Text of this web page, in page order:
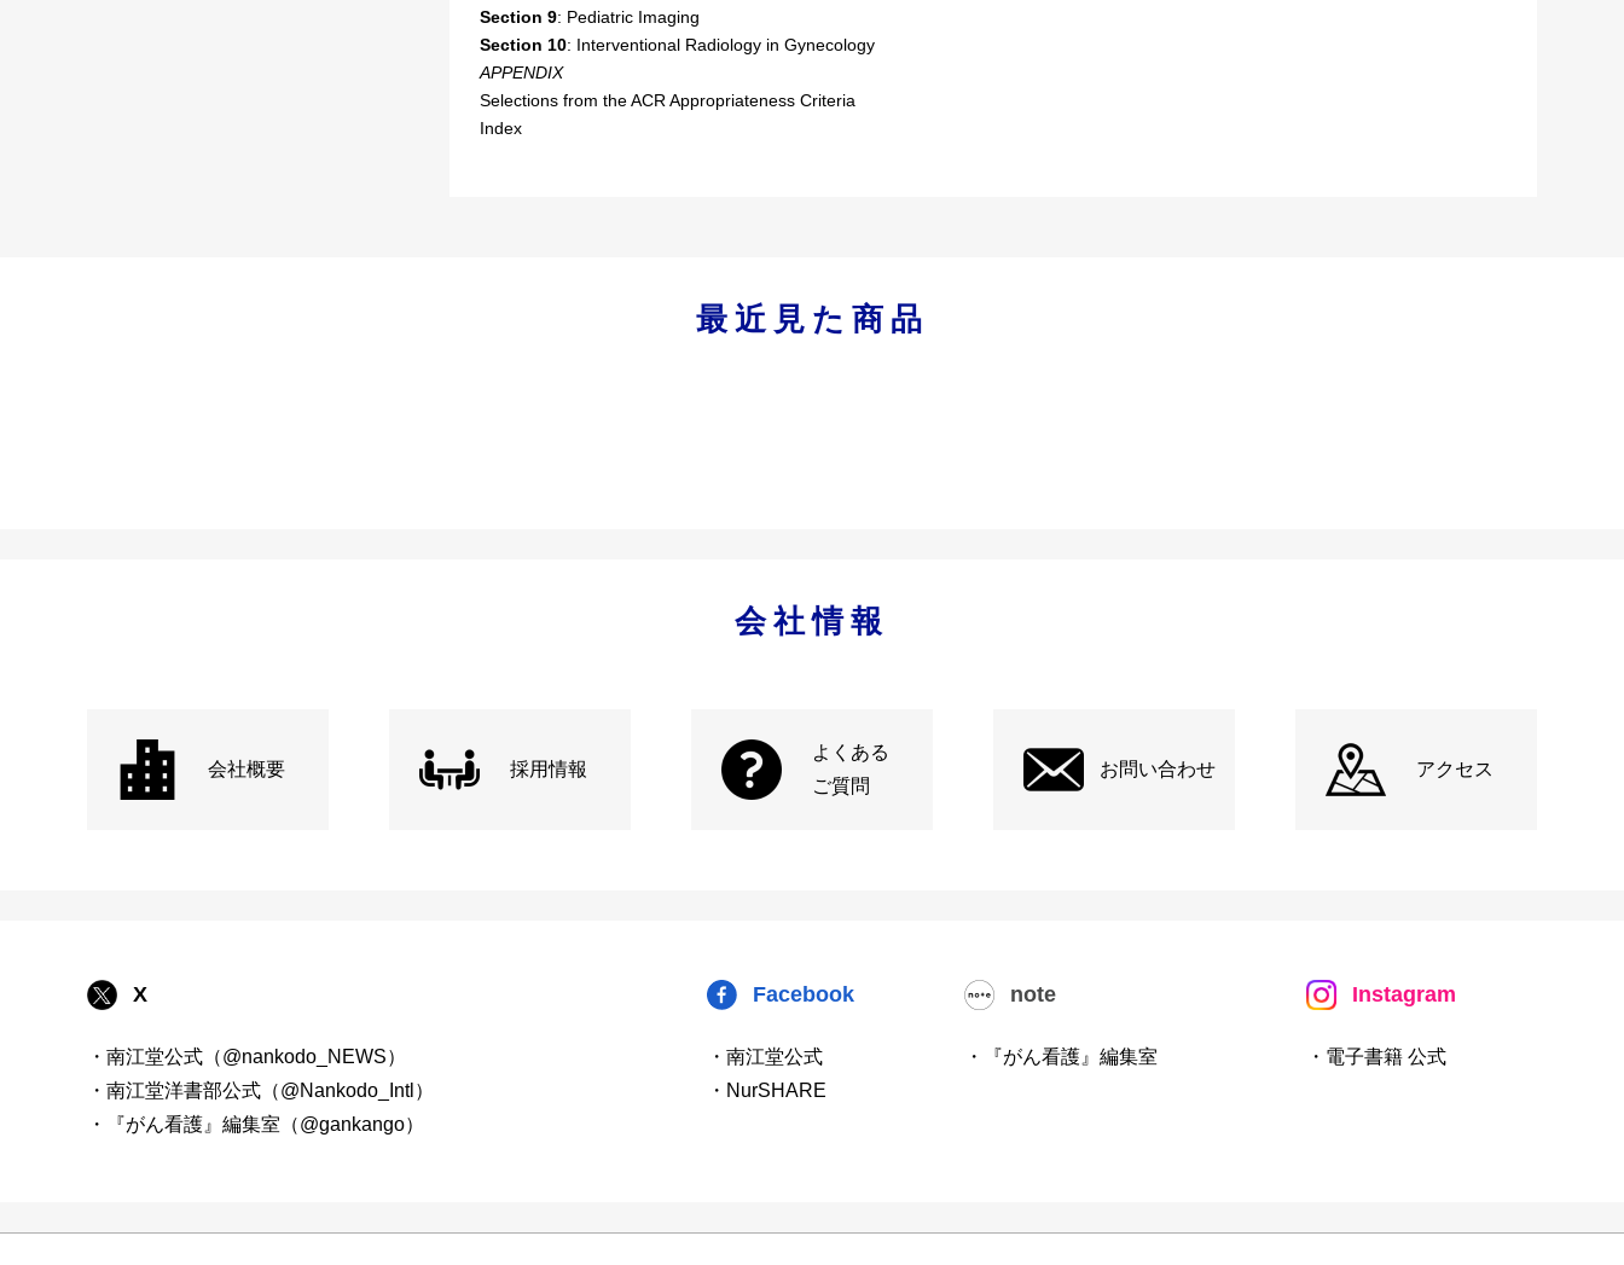
Section 9: Pediatric Imaging
Section 10: Interventional Radiology in Gynecology
APPENDIX
Selections from the ACR Appropriateness Criteria
Index
最近見た商品
会社情報
会社概要 採用情報
よくある
ご質問
お問い合わせ アクセス
X
・南江堂公式（@nankodo_NEWS）
・南江堂洋書部公式（@Nankodo_Intl）
・『がん看護』編集室（@gankango）
Facebook
・南江堂公式
・NurSHARE
note
・『がん看護』編集室
Instagram
・電子書籍 公式